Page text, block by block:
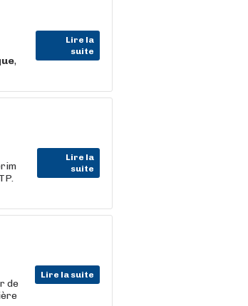
Lire la
suite
,
Lire la
suite
Lire la suite
de